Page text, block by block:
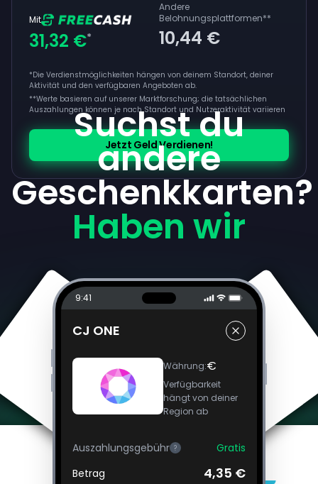
Mit
31,32 €*
Andere
Belohnungsplattformen**
10,44 €
*Die Verdienstmöglichkeiten hängen von deinem Standort, deiner
Aktivität und den verfügbaren Angeboten ab.
**Werte basieren auf unserer Marktforschung; die tatsächlichen
Auszahlungen können je nach Standort und Nutzeraktivität variieren
Jetzt Geld Verdienen!
Suchst du
andere
Geschenkkarten?
Haben wir
9:41
CJ ONE
Währung:€
Verfügbarkeit
hängt von deiner
Region ab
Auszahlungsgebühr ?
Gratis
Betrag
4,35 €